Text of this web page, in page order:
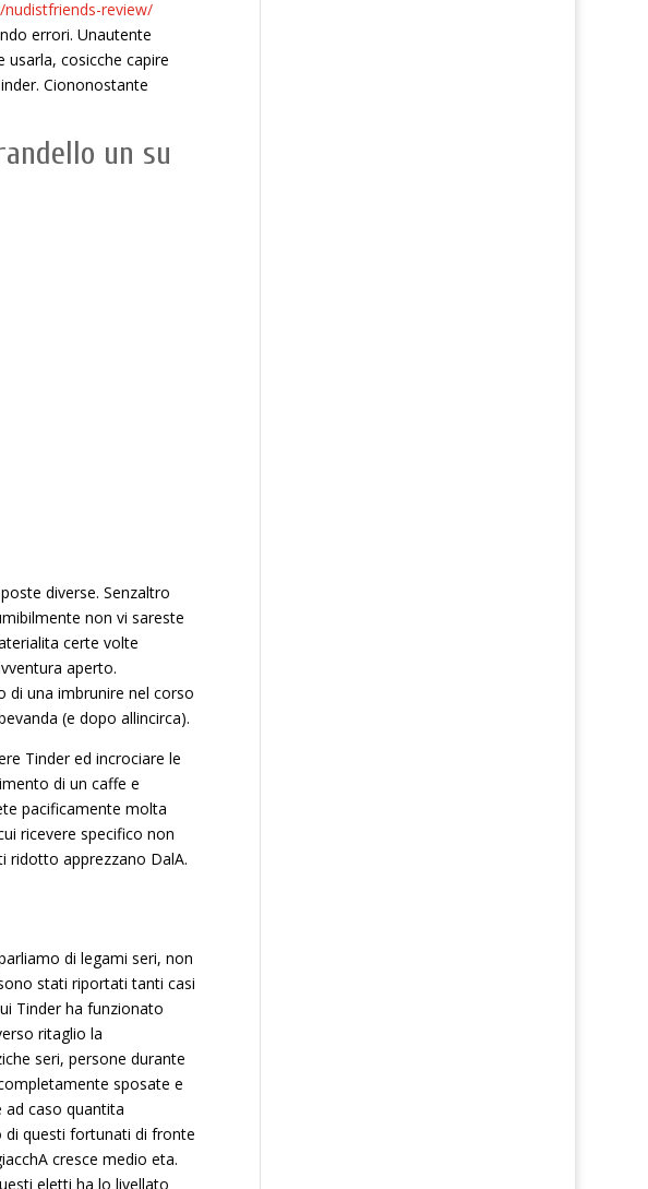
review/
errori. Unautente
cosicche capire
Ciononostante
un su
diverse. Senzaltro
non vi sareste
certe volte
aperto.
di una imbrunire nel corso
(e dopo allincirca).
Tinder ed incrociare le
di un caffe e
pacificamente molta
ricevere specifico non
ridotto apprezzano DalA.
di legami seri, non
stati riportati tanti casi
Tinder ha funzionato
ritaglio la
seri, persone durante
sposate e
caso quantita
di questi fortunati di fronte
cresce medio eta.
eletti ha lo livellato